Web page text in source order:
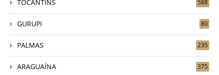
TOCANTINS 588
GURUPI 80
PALMAS 235
ARAGUAÍNA 375